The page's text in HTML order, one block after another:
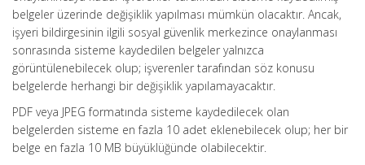
belgeler üzerinde değişiklik yapılması mümkün olacaktır. Ancak,
işyeri bildirgesinin ilgili sosyal güvenlik merkezince onaylanması
sonrasında sisteme kaydedilen belgeler yalnızca
görüntülenebilecek olup; işverenler tarafından söz konusu
belgelerde herhangi bir değişiklik yapılamayacaktır.
PDF veya JPEG formatında sisteme kaydedilecek olan
belgelerden sisteme en fazla 10 adet eklenebilecek olup; her bir
belge en fazla 10 MB büyüklüğünde olabilecektir.